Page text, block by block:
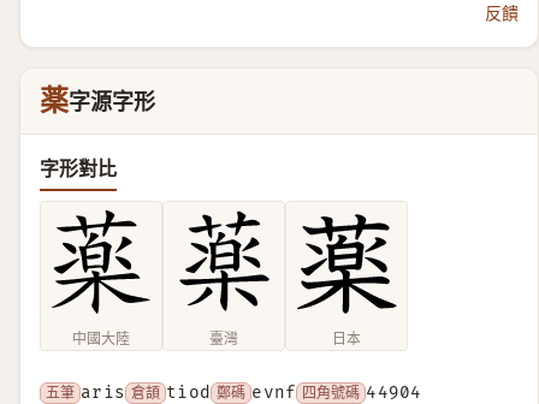
反饋
薬字源字形
字形對比
中國大陸 臺灣 日本
五筆 aris 倉頡 tiod 鄭碼 evnf 四角號碼 44904